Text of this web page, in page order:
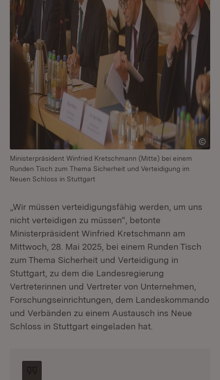
Ministerpräsident Winfried Kretschmann (Mitte) bei einem
Runden Tisch zum Thema Sicherheit und Verteidigung im
Neuen Schloss in Stuttgart
„Wir müssen verteidigungsfähig werden, um uns
nicht verteidigen zu müssen“, betonte
Ministerpräsident Winfried Kretschmann am
Mittwoch, 28. Mai 2025, bei einem Runden Tisch
zum Thema Sicherheit und Verteidigung in
Stuttgart, zu dem die Landesregierung
Vertreterinnen und Vertreter von Unternehmen,
Forschungseinrichtungen, dem Landeskommando
und Verbänden zu einem Austausch ins Neue
Schloss in Stuttgart eingeladen hat.